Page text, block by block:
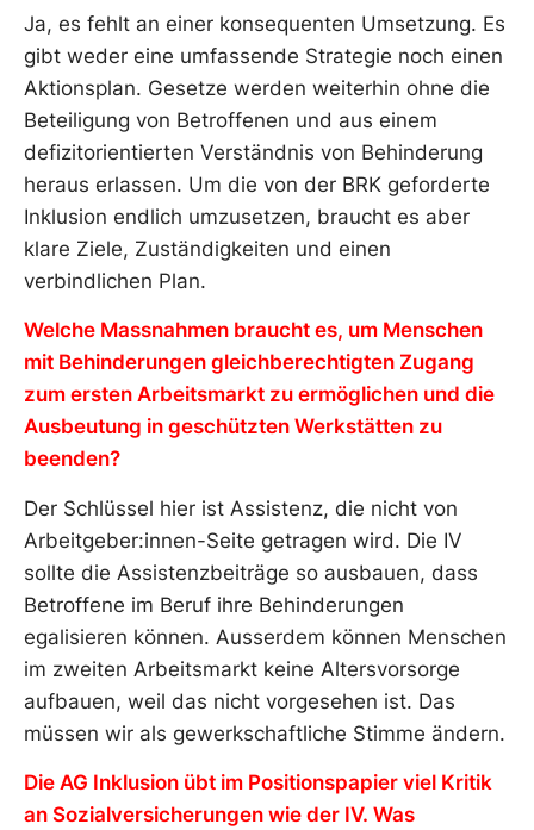
Ja, es fehlt an einer konsequenten Umsetzung. Es
gibt weder eine umfassende Strategie noch einen
Aktionsplan. Gesetze werden weiterhin ohne die
Beteiligung von Betroffenen und aus einem
defizitorientierten Verständnis von Behinderung
heraus erlassen. Um die von der BRK geforderte
Inklusion endlich umzusetzen, braucht es aber
klare Ziele, Zuständigkeiten und einen
verbindlichen Plan.
Welche Massnahmen braucht es, um Menschen
mit Behinderungen gleichberechtigten Zugang
zum ersten Arbeitsmarkt zu ermöglichen und die
Ausbeutung in geschützten Werkstätten zu
beenden?
Der Schlüssel hier ist Assistenz, die nicht von
Arbeitgeber:innen-Seite getragen wird. Die IV
sollte die Assistenzbeiträge so ausbauen, dass
Betroffene im Beruf ihre Behinderungen
egalisieren können. Ausserdem können Menschen
im zweiten Arbeitsmarkt keine Altersvorsorge
aufbauen, weil das nicht vorgesehen ist. Das
müssen wir als gewerkschaftliche Stimme ändern.
Die AG Inklusion übt im Positionspapier viel Kritik
an Sozialversicherungen wie der IV. Was